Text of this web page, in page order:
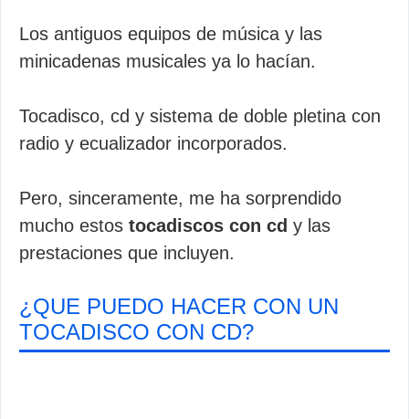
Los antiguos equipos de música y las
minicadenas musicales ya lo hacían.
Tocadisco, cd y sistema de doble pletina con
radio y ecualizador incorporados.
Pero, sinceramente, me ha sorprendido
mucho estos tocadiscos con cd y las
prestaciones que incluyen.
¿QUE PUEDO HACER CON UN
TOCADISCO CON CD?